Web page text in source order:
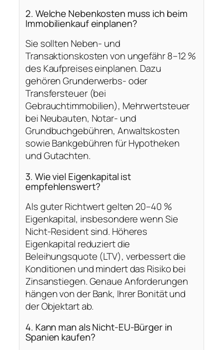
2. Welche Nebenkosten muss ich beim
Immobilienkauf einplanen?
Sie sollten Neben- und
Transaktionskosten von ungefähr 8–12 %
des Kaufpreises einplanen. Dazu
gehören Grunderwerbs- oder
Transfersteuer (bei
Gebrauchtimmobilien), Mehrwertsteuer
bei Neubauten, Notar- und
Grundbuchgebühren, Anwaltskosten
sowie Bankgebühren für Hypotheken
und Gutachten.
3. Wie viel Eigenkapital ist
empfehlenswert?
Als guter Richtwert gelten 20–40 %
Eigenkapital, insbesondere wenn Sie
Nicht-Resident sind. Höheres
Eigenkapital reduziert die
Beleihungsquote (LTV), verbessert die
Konditionen und mindert das Risiko bei
Zinsanstiegen. Genaue Anforderungen
hängen von der Bank, Ihrer Bonität und
der Objektart ab.
4. Kann man als Nicht-EU-Bürger in
Spanien kaufen?